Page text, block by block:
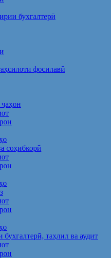
бухгалтерӣ
фосилавӣ
соҳибкорӣ
бухгалтерӣ, таҳлил ва аудит